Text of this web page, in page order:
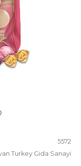
5572
Turkey Gida Sanayi